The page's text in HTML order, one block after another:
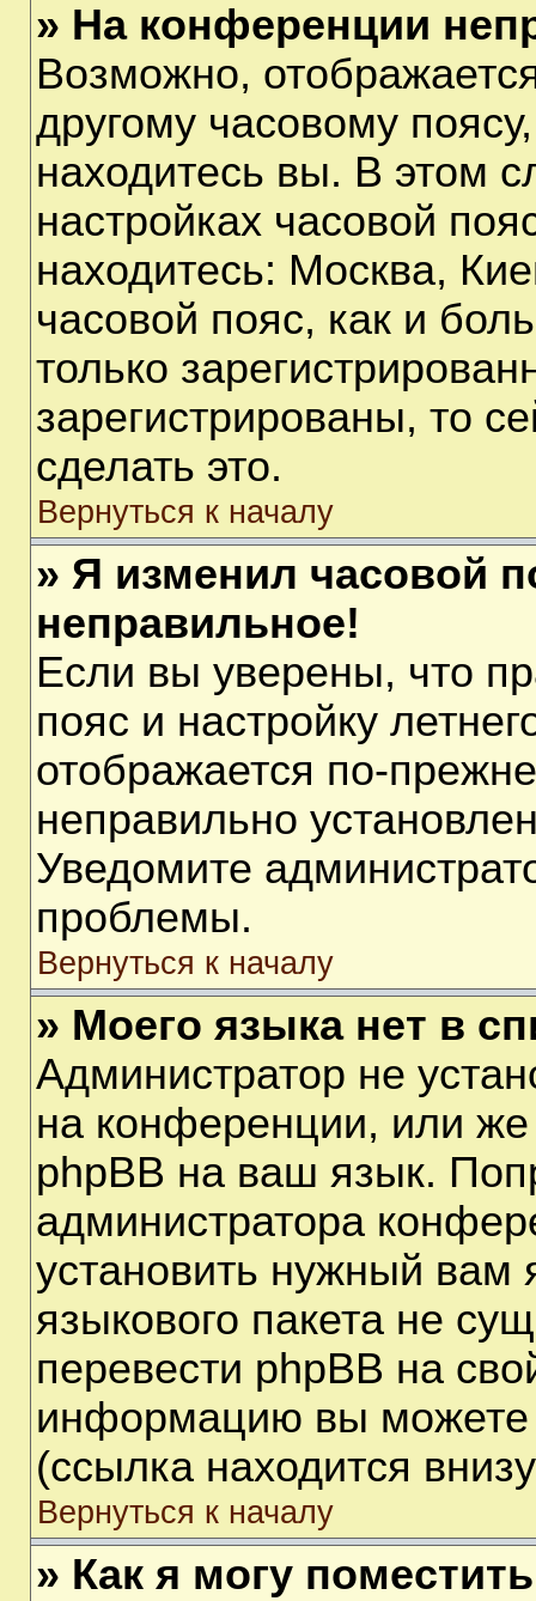
» На конференции
Возможно,
другому часовому
находитесь вы. В этом
настройках часовой
находитесь: Москва,
часовой пояс, как и
только
зарегистрированы, то
сделать это.
Вернуться к началу
» Я изменил часовой
неправильное!
Если вы уверены, что
пояс и настройку
отображается по-
неправильно
Уведомите
проблемы.
Вернуться к началу
» Моего языка нет в
Администратор не
на конференции, или же
phpBB на ваш язык.
администратора
установить нужный вам
языкового пакета не
перевести phpBB на
информацию вы можете
(ссылка находится
Вернуться к началу
» Как я могу